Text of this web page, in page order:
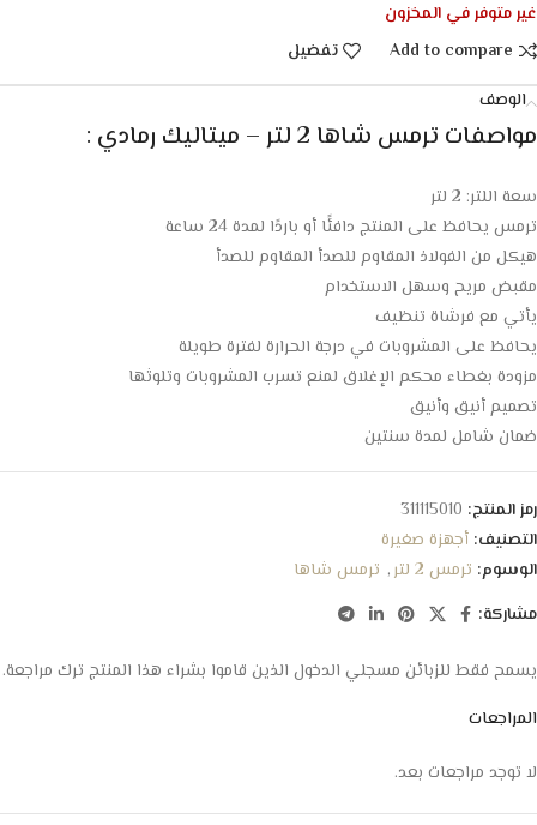
غير متوفر في المخزون
Add to compare
تفضيل
الوصف
مواصفات ترمس شاها 2 لتر – ميتاليك رمادي :
سعة اللتر: 2 لتر
ترمس يحافظ على المنتج دافئًا أو باردًا لمدة 24 ساعة
هيكل من الفولاذ المقاوم للصدأ المقاوم للصدأ
مقبض مريح وسهل الاستخدام
يأتي مع فرشاة تنظيف
يحافظ على المشروبات في درجة الحرارة لفترة طويلة
مزودة بغطاء محكم الإغلاق لمنع تسرب المشروبات وتلوثها
تصميم أنيق وأنيق
ضمان شامل لمدة سنتين
رمز المنتج: 311115010
التصنيف: أجهزة صغيرة
الوسوم: ترمس 2 لتر , ترمس شاها
مشاركة:
المراجعات
لا توجد مراجعات بعد.
يسمح فقط للزبائن مسجلي الدخول الذين قاموا بشراء هذا المنتج ترك مراجعة.